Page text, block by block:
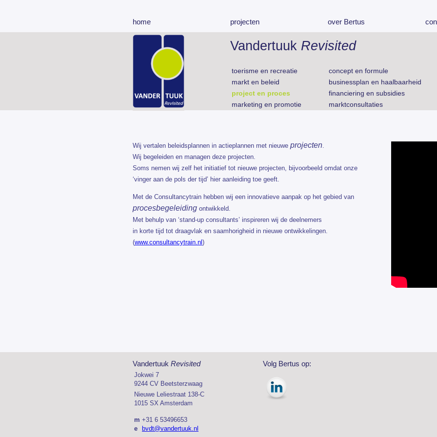
home projecten over Bertus
Vandertuuk Revisited
toerisme en recreatie
markt en beleid
project en proces
marketing en promotie
concept en formule
businessplan en haalbaarheid
financiering en subsidies
marktconsultaties
Wij vertalen beleidsplannen in actieplannen met nieuwe projecten.
Wij begeleiden en managen deze projecten.
Soms nemen wij zelf het initiatief tot nieuwe projecten, bijvoorbeeld omdat onze
‘vinger aan de pols der tijd’ hier aanleiding toe geeft.
Met de Consultancytrain hebben wij een innovatieve aanpak op het gebied van
procesbegeleiding ontwikkeld.
Met behulp van ‘stand-up consultants’ inspireren wij de deelnemers
in korte tijd tot draagvlak en saamhorigheid in nieuwe ontwikkelingen.
(www.consultancytrain.nl )
Vandertuuk Revisited
Jokwei 7
9244 CV Beetsterzwaag
Nieuwe Leliestraat 138-C
1015 SX Amsterdam
m +31 6 53496653
e
bvdt@vandertuuk.nl
Volg Bertus op: